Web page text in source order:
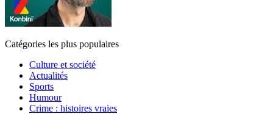
Catégories les plus populaires
Culture et société
Actualités
Sports
Humour
Crime : histoires vraies